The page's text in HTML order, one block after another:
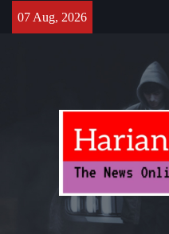
07 Aug, 2026